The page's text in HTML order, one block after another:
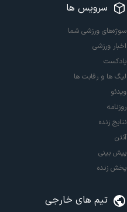
سرویس ها
سوژه‌های ورزشی شما
اخبار ورزشی
پادکست
لیگ ها و رقابت ها
ویدئو
روزنامه
نتایج زنده
آنتن
پیش بینی
پخش زنده
تیم های خارجی